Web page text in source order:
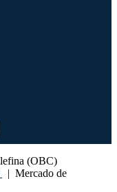
| Mercado de